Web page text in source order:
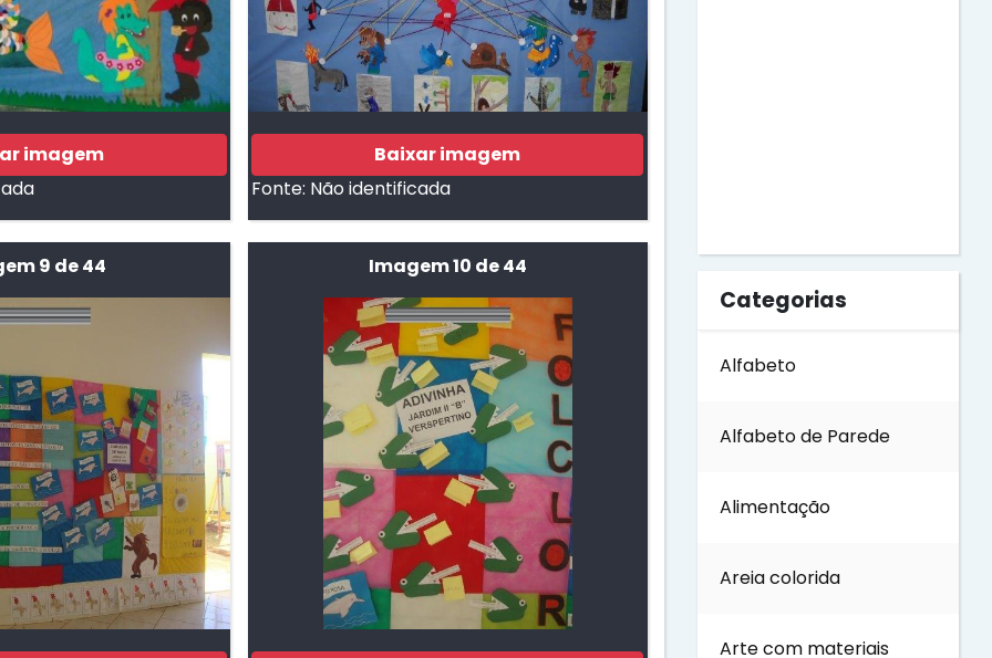
imagem
Baixar imagem
Fonte: Não identificada
9 de 44 Imagem 10 de 44 Dia do Soldado
Florestas
Categorias
Alfabeto
Alfabeto de Parede
Alimentação
Areia colorida
Arte com materiais